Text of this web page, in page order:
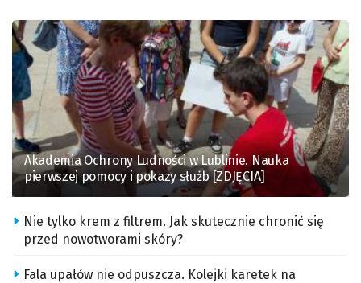
Akademia Ochrony Ludności w Lublinie. Nauka
pierwszej pomocy i pokazy służb [ZDJĘCIA]
Nie tylko krem z filtrem. Jak skutecznie chronić się
przed nowotworami skóry?
Fala upałów nie odpuszcza. Kolejki karetek na